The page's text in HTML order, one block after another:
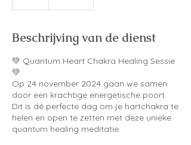
Beschrijving van de dienst
​💚 Quantum Heart Chakra Healing Sessie
💚
Op 24 november 2024 gaan we samen
door een krachtige energetische poort.
Dit is dé perfecte dag om je hartchakra te
helen en open te zetten met deze unieke
quantum healing meditatie.